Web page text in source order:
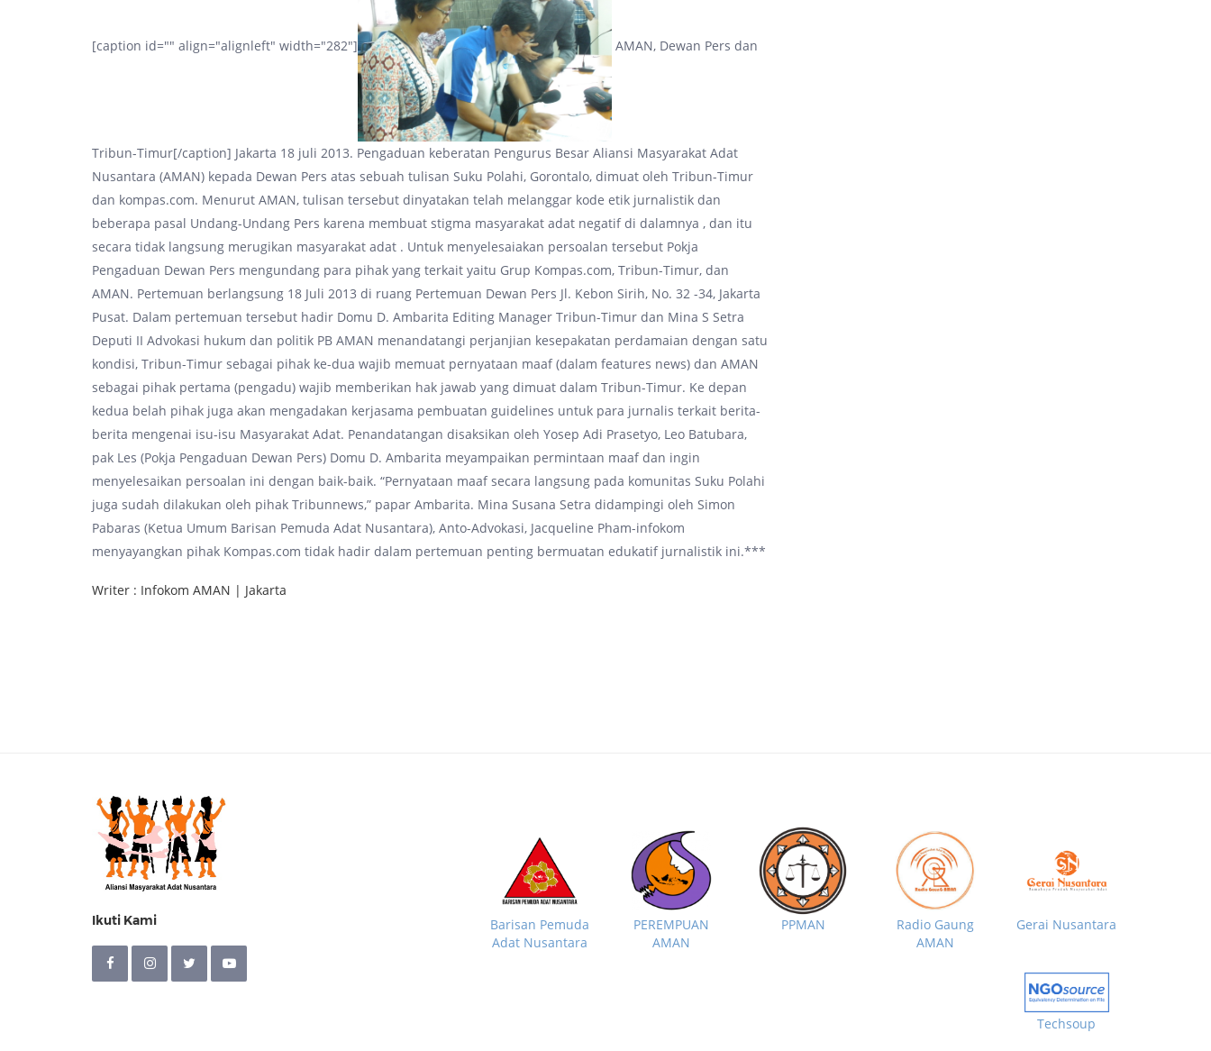
[caption id="" align="alignleft" width="282"] AMAN, Dewan Pers dan
Tribun-Timur[/caption] Jakarta 18 juli 2013. Pengaduan keberatan Pengurus Besar Aliansi Masyarakat Adat
Nusantara (AMAN) kepada Dewan Pers atas sebuah tulisan Suku Polahi, Gorontalo, dimuat oleh Tribun-Timur
dan kompas.com. Menurut AMAN, tulisan tersebut dinyatakan telah melanggar kode etik jurnalistik dan
beberapa pasal Undang-Undang Pers karena membuat stigma masyarakat adat negatif di dalamnya , dan itu
secara tidak langsung merugikan masyarakat adat . Untuk menyelesaiakan persoalan tersebut Pokja
Pengaduan Dewan Pers mengundang para pihak yang terkait yaitu Grup Kompas.com, Tribun-Timur, dan
AMAN. Pertemuan berlangsung 18 Juli 2013 di ruang Pertemuan Dewan Pers Jl. Kebon Sirih, No. 32 -34, Jakarta
Pusat. Dalam pertemuan tersebut hadir Domu D. Ambarita Editing Manager Tribun-Timur dan Mina S Setra
Deputi II Advokasi hukum dan politik PB AMAN menandatangi perjanjian kesepakatan perdamaian dengan satu
kondisi, Tribun-Timur sebagai pihak ke-dua wajib memuat pernyataan maaf (dalam features news) dan AMAN
sebagai pihak pertama (pengadu) wajib memberikan hak jawab yang dimuat dalam Tribun-Timur. Ke depan
kedua belah pihak juga akan mengadakan kerjasama pembuatan guidelines untuk para jurnalis terkait berita-
berita mengenai isu-isu Masyarakat Adat. Penandatangan disaksikan oleh Yosep Adi Prasetyo, Leo Batubara,
pak Les (Pokja Pengaduan Dewan Pers) Domu D. Ambarita meyampaikan permintaan maaf dan ingin
menyelesaikan persoalan ini dengan baik-baik. “Pernyataan maaf secara langsung pada komunitas Suku Polahi
juga sudah dilakukan oleh pihak Tribunnews,” papar Ambarita. Mina Susana Setra didampingi oleh Simon
Pabaras (Ketua Umum Barisan Pemuda Adat Nusantara), Anto-Advokasi, Jacqueline Pham-infokom
menyayangkan pihak Kompas.com tidak hadir dalam pertemuan penting bermuatan edukatif jurnalistik ini.***
Writer : Infokom AMAN | Jakarta
Ikuti Kami
Barisan Pemuda
Adat Nusantara
PEREMPUAN
AMAN
PPMAN
Radio Gaung
AMAN
Gerai Nusantara
Techsoup